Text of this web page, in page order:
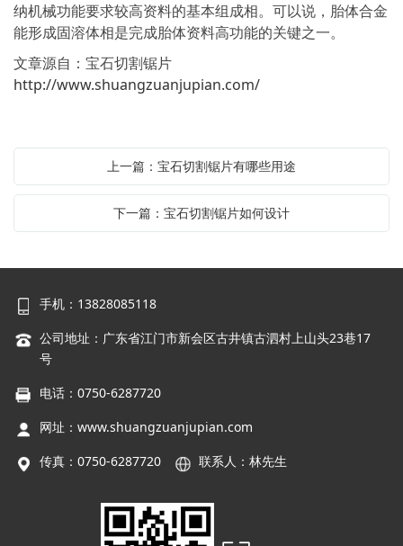
纳机械功能要求较高资料的基本组成相。可以说，胎体合金
能形成固溶体相是完成胎体资料高功能的关键之一。
文章源自：宝石切割锯片
http://www.shuangzuanjupian.com/
上一篇：宝石切割锯片有哪些用途
下一篇：宝石切割锯片如何设计
手机：13828085118
公司地址：广东省江门市新会区古井镇古泗村上山头23巷17
号
电话：0750-6287720
网址： www.shuangzuanjupian.com
传真：0750-6287720
联系人：林先生